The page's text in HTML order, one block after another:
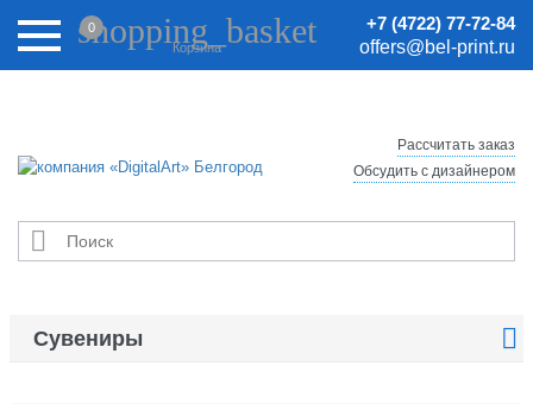
Внимание! Цены на сайте могут быть неактуальными.
Актуальные цены уточняйте у менеджеров.
+7 (4722) 77-72-84
offers@bel-print.ru
shopping_basket
Корзина
0

Рассчитать заказ
Обсудить с дизайнером
Сувениры 